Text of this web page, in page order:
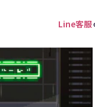
Line客服